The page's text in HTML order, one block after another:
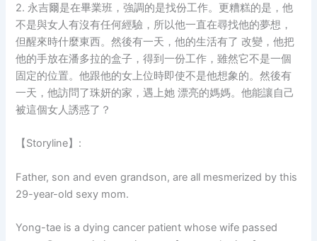
2. 永吉爾是在畢業班，強調的是找份工作。更糟糕的是，他
不是與女人有沒有任何經驗，所以他一直在尋找他的夢想，
但醒來時什麼東西。然後有一天，他的生活有了 改變，他把
他的手放在潘多拉的盒子，得到一份工作，雖然它不是一個
固定的位置。他跟他的女上位時即使不是他想象的。然後有
一天，他訪問了珠妍的家，遇上她 漂亮的媽媽。他能讓自己
被這個女人誘惑了？
【Storyline】:
Father, son and even grandson, are all mesmerized by this
29-year-old sexy mom.
Yong-tae is a dying cancer patient whose wife passed